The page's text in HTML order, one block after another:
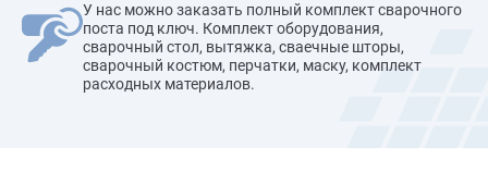
У нас можно заказать полный комплект сварочного
поста под ключ. Комплект оборудования,
сварочный стол, вытяжка, сваечные шторы,
сварочный костюм, перчатки, маску, комплект
расходных материалов.